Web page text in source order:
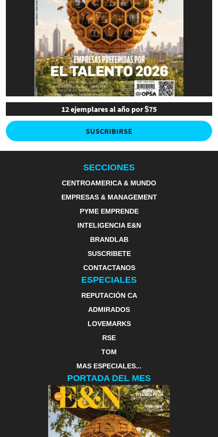
12 ejemplares al año por $75
SUSCRIBIRSE
SECCIONES
CENTROAMERICA & MUNDO
EMPRESAS & MANAGEMENT
PYME EMPRENDE
INTELIGENCIA E&N
BRANDLAB
SUSCRIBETE
CONTACTANOS
ESPECIALES
REPUTACIÓN CA
ADMIRADOS
LOVEMARKS
RSE
TOM
MAS ESPECIALES...
PORTADA DEL MES